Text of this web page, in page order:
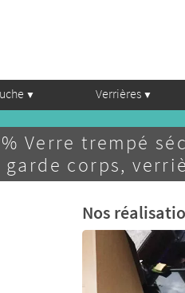
Verrières
Verre trempé
corps,
Nos